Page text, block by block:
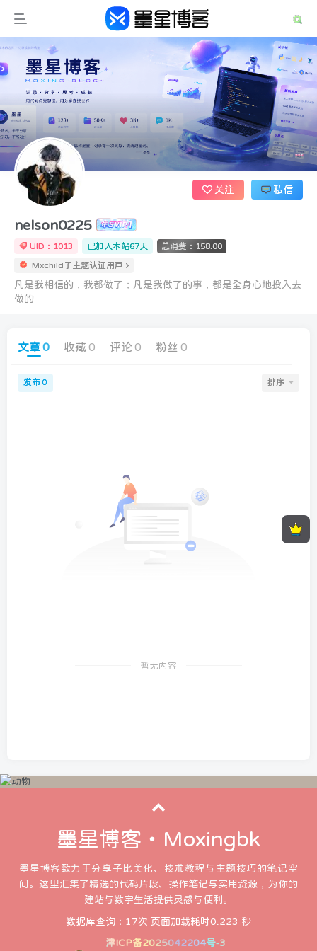
nelson0225
UID：1013 已加入本站67天 总消费：158.00
Mxchild子主题认证用户
凡是我相信的，我都做了；凡是我做了的事，都是全身心地投入去
做的
关注 私信
文章0 收藏 0 评论 0 粉丝 0
发布 0 排序
暂无内容
墨星博客・Moxingbk
墨星博客致力于分享子比美化、技术教程与主题技巧的笔记空
间。这里汇集了精选的代码片段、操作笔记与实用资源，为你的
建站与数字生活提供灵感与便利。
数据库查询：17次 页面加载耗时0.223 秒
津ICP备2025042204号-3